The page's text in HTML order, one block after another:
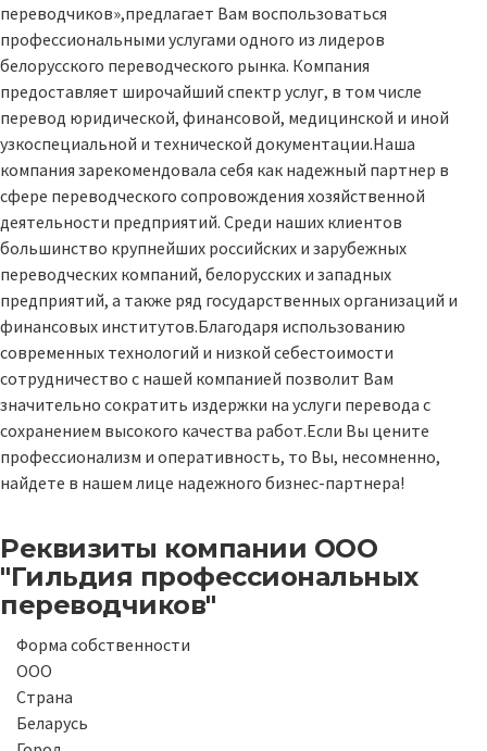
переводчиков»,предлагает Вам воспользоваться
профессиональными услугами одного из лидеров
белорусского переводческого рынка. Компания
предоставляет широчайший спектр услуг, в том числе
перевод юридической, финансовой, медицинской и иной
узкоспециальной и технической документации.Наша
компания зарекомендовала себя как надежный партнер в
сфере переводческого сопровождения хозяйственной
деятельности предприятий. Среди наших клиентов
большинство крупнейших российских и зарубежных
переводческих компаний, белорусских и западных
предприятий, а также ряд государственных организаций и
финансовых институтов.Благодаря использованию
современных технологий и низкой себестоимости
сотрудничество с нашей компанией позволит Вам
значительно сократить издержки на услуги перевода с
сохранением высокого качества работ.Если Вы цените
профессионализм и оперативность, то Вы, несомненно,
найдете в нашем лице надежного бизнес-партнера!
Реквизиты компании ООО
"Гильдия профессиональных
переводчиков"
Форма собственности
ООО
Страна
Беларусь